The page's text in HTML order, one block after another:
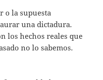
o la supuesta
una dictadura.
los hechos reales que
no lo sabemos.